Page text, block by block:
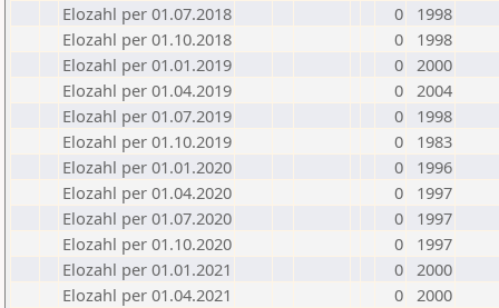
Elozahl per 01.07.2018
0
1998
Elozahl per 01.10.2018
0
1998
Elozahl per 01.01.2019
0 2000
Elozahl per 01.04.2019
0 2004
Elozahl per 01.07.2019
0
1998
Elozahl per 01.10.2019
0
1983
Elozahl per 01.01.2020
0
1996
Elozahl per 01.04.2020
0
1997
Elozahl per 01.07.2020
0
1997
Elozahl per 01.10.2020
0
1997
Elozahl per 01.01.2021
0 2000
Elozahl per 01.04.2021
0 2000